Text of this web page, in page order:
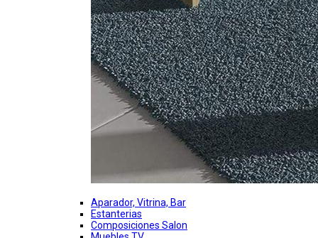
Aparador, Vitrina, Bar
Estanterias
Composiciones Salon